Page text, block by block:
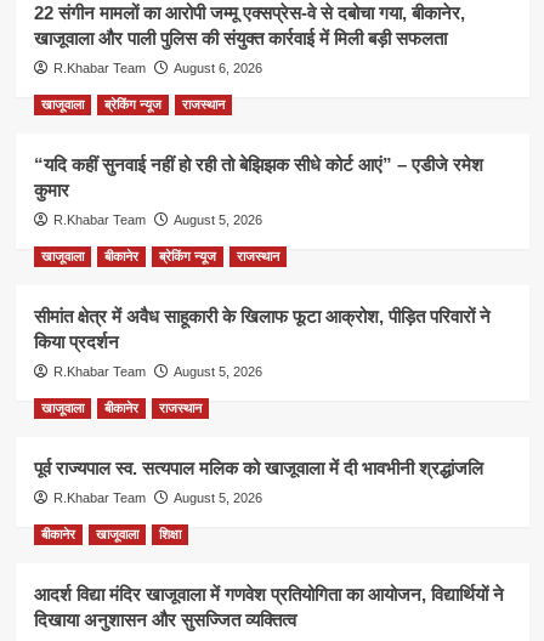
22 संगीन मामलों का आरोपी जम्मू एक्सप्रेस-वे से दबोचा गया, बीकानेर,
खाजूवाला और पाली पुलिस की संयुक्त कार्रवाई में मिली बड़ी सफलता
R.Khabar Team August 6, 2026
खाजूवाला ब्रेकिंग न्यूज राजस्थान
“यदि कहीं सुनवाई नहीं हो रही तो बेझिझक सीधे कोर्ट आएं” – एडीजे रमेश
कुमार
R.Khabar Team August 5, 2026
खाजूवाला बीकानेर ब्रेकिंग न्यूज राजस्थान
सीमांत क्षेत्र में अवैध साहूकारी के खिलाफ फूटा आक्रोश, पीड़ित परिवारों ने
किया प्रदर्शन
R.Khabar Team August 5, 2026
खाजूवाला बीकानेर राजस्थान
पूर्व राज्यपाल स्व. सत्यपाल मलिक को खाजूवाला में दी भावभीनी श्रद्धांजलि
R.Khabar Team August 5, 2026
बीकानेर खाजूवाला शिक्षा
आदर्श विद्या मंदिर खाजूवाला में गणवेश प्रतियोगिता का आयोजन, विद्यार्थियों ने
दिखाया अनुशासन और सुसज्जित व्यक्तित्व